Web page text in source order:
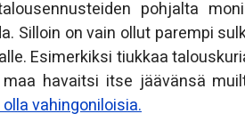
pohjalta
Silloin on vain ollut parempi
Esimerkiksi tiukkaa
havaitsi itse jäävänsä
vahingoniloisia.